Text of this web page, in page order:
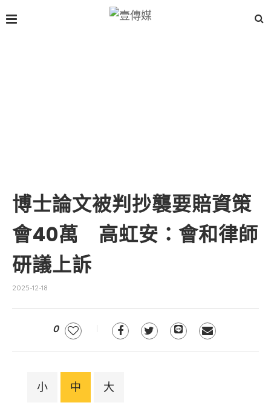
博士論文被判抄襲要賠資策
會40萬 高虹安：會和律師
研議上訴
2025-12-18
0
小 中 大